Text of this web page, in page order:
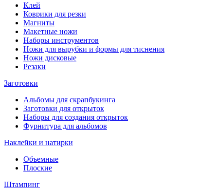
Клей
Коврики для резки
Магниты
Макетные ножи
Наборы инструментов
Ножи для вырубки и формы для тиснения
Ножи дисковые
Резаки
Заготовки
Альбомы для скрапбукинга
Заготовки для открыток
Наборы для создания открыток
Фурнитура для альбомов
Наклейки и натирки
Объемные
Плоские
Штампинг